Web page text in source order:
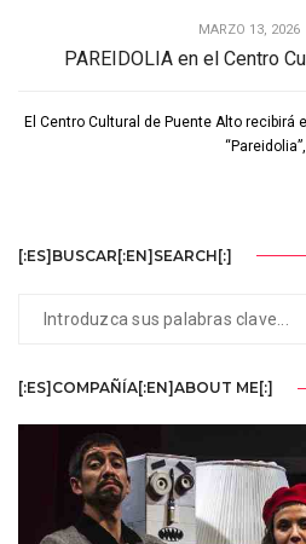
MARZO 13, 2026
PAREIDOLIA en el Centro
El Centro Cultural de Puente Alto recibirá
[:ES]BUSCAR[:EN]SEARCH[:]
[:ES]COMPAÑÍA[:EN]ABOUT ME[:]